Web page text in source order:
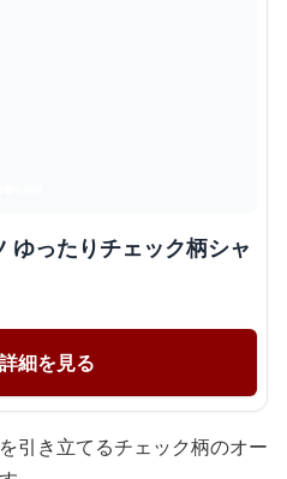
ゆったりチェック柄シャ
細を見る
引き立てるチェック柄のオー